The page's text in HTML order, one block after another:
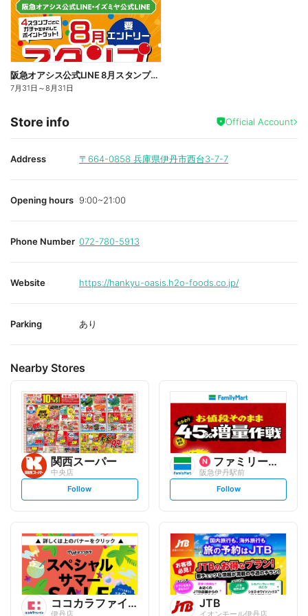
阪急オアシス公式LINE 8月スタンプガチャ
7月31日 ～8月31日
Store info Official Account
Address 〒664-0858 兵庫県伊丹市西台3-7-7
Opening hours 9:00~21:00
Phone Number 072-780-5913
Website https://hankyu-oasis.h2o-foods.co.jp/
Parking あり
Nearby Stores
関西スーパー
中央店
s
t
l
o
w
Follow
ファミリーマート
阪急伊丹駅前
s
t
l
o
w
Follow
ココカラファイン
伊丹店
JTB
イオンモール伊丹店